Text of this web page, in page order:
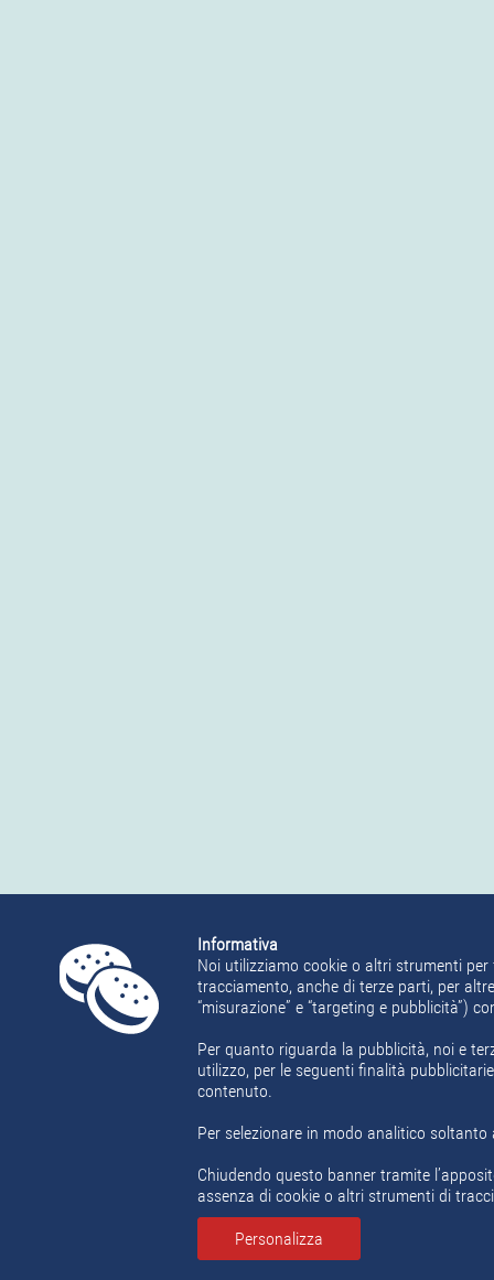
Informativa
Noi utilizziamo cookie o altri strumenti
tracciamento, anche di terze parti, per
“misurazione” e “targeting e pubblicità”)
Per quanto riguarda la pubblicità, noi e
utilizzo, per le seguenti finalità
contenuto.
Per selezionare in modo analitico soltanto
Chiudendo questo banner tramite
assenza di cookie o altri strumenti di
Personalizza